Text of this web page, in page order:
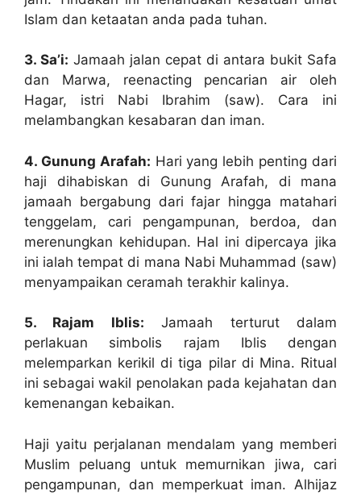
Islam dan ketaatan anda pada tuhan.
3. Sa’i: Jamaah jalan cepat di antara bukit Safa
dan Marwa, reenacting pencarian air oleh
Hagar, istri Nabi Ibrahim (saw). Cara ini
melambangkan kesabaran dan iman.
4. Gunung Arafah: Hari yang lebih penting dari
haji dihabiskan di Gunung Arafah, di mana
jamaah bergabung dari fajar hingga matahari
tenggelam, cari pengampunan, berdoa, dan
merenungkan kehidupan. Hal ini dipercaya jika
ini ialah tempat di mana Nabi Muhammad (saw)
menyampaikan ceramah terakhir kalinya.
5. Rajam Iblis: Jamaah terturut dalam
perlakuan simbolis rajam Iblis dengan
melemparkan kerikil di tiga pilar di Mina. Ritual
ini sebagai wakil penolakan pada kejahatan dan
kemenangan kebaikan.
Haji yaitu perjalanan mendalam yang memberi
Muslim peluang untuk memurnikan jiwa, cari
pengampunan, dan memperkuat iman. Alhijaz